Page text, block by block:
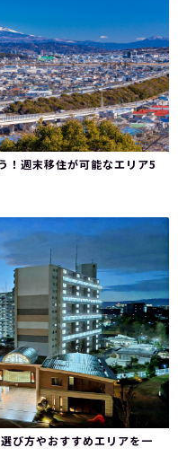
！週末移住が可能なエリア5
び方やおすすめエリアを一